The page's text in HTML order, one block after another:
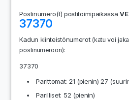
Postinumero(t) postitoimipaikassa
37370
Kadun kiinteistönumerot(katu voi
postinumeroon):
37370
Parittomat: 21 (pienin) 27
Parilliset: 52 (pienin)